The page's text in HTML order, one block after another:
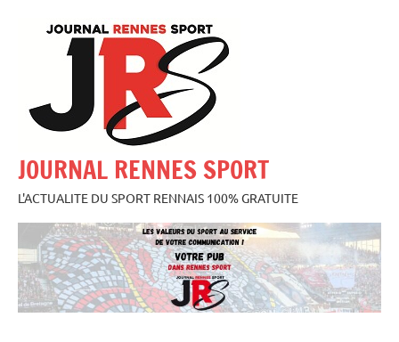
JOURNAL RENNES SPORT
L'ACTUALITE DU SPORT RENNAIS 100% GRATUITE